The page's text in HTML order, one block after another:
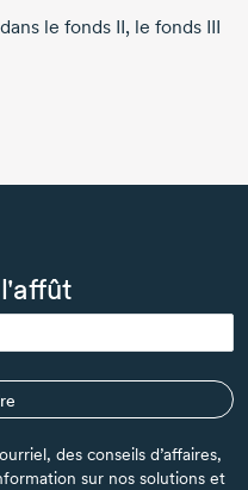
le fonds II, le fonds III
des conseils d’affaires,
sur nos solutions et